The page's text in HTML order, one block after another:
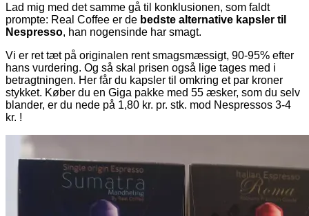
Lad mig med det samme gå til konklusionen, som faldt
prompte: Real Coffee er de bedste alternative kapsler til
Nespresso, han nogensinde har smagt.
Vi er ret tæt på originalen rent smagsmæssigt, 90-95% efter
hans vurdering. Og så skal prisen også lige tages med i
betragtningen. Her får du kapsler til omkring et par kroner
stykket. Køber du en Giga pakke med 55 æsker, som du selv
blander, er du nede på 1,80 kr. pr. stk. mod Nespressos 3-4
kr. !